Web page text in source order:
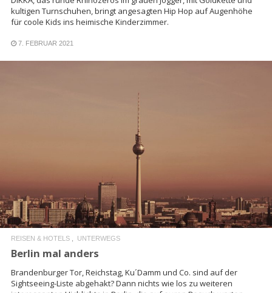
kultigen Turnschuhen, bringt angesagten Hip Hop auf Augenhöhe
für coole Kids ins heimische Kinderzimmer.
7. FEBRUAR 2021
READ MORE
REISEN & HOTELS UNTERWEGS
Berlin mal anders
Brandenburger Tor, Reichstag, Ku´Damm und Co. sind auf der
Sightseeing-Liste abgehakt? Dann nichts wie los zu weiteren